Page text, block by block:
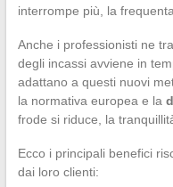
interrompe più, la
Anche i professionisti ne
degli incassi avviene in
adattano a questi nuovi
la normativa europea e la
frode si riduce, la
Ecco i principali benefici
dai loro clienti: